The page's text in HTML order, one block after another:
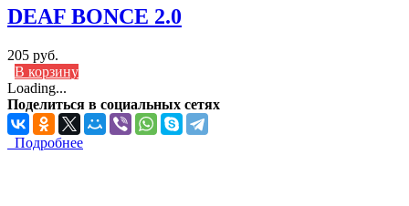
DEAF BONCE 2.0
205 руб.
В корзину
Loading...
Поделиться в социальных сетях
Подробнее